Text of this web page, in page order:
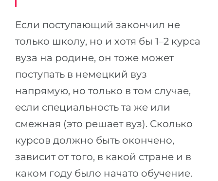
Если поступающий закончил не
только школу, но и хотя бы 1–2 курса
вуза на родине, он тоже может
поступать в немецкий вуз
напрямую, но только в том случае,
если специальность та же или
смежная (это решает вуз). Сколько
курсов должно быть окончено,
зависит от того, в какой стране и в
каком году было начато обучение.